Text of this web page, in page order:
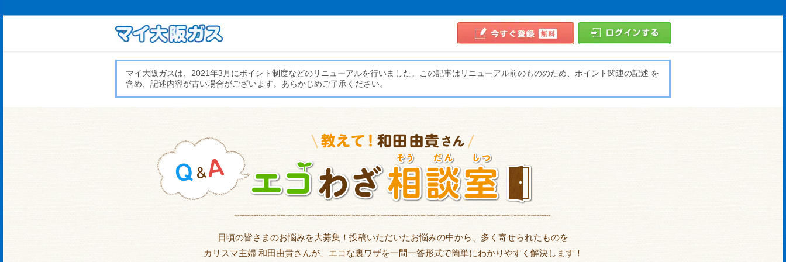
マイ大阪ガスは、2021年3月にポイント制度などのリニューアルを行いました。この記事はリニューアル前のもののため、ポイント関連の記述 を
含め、記述内容が古い場合がございます。あらかじめご了承ください。
日頃の皆さまのお悩みを大募集！投稿いただいたお悩みの中から、多く寄せられたものを
カリスマ主婦 和田由貴さんが、エコな裏ワザを一問一答形式で簡単にわかりやすく解決します！